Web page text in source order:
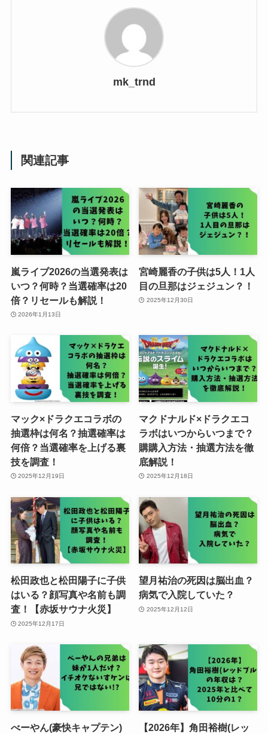
mk_trnd
関連記事
嵐ライブ2026の当選発表は
いつ？何時？当選確率は20
倍？リセールも解説！
2026年1月13日
宮崎麗香の子供は5人！1人
目の旦那はジェジュン？！
2025年12月30日
マック×ドラクエコラボの
抽選枠は何名？抽選確率は
何倍？当選確率を上げる裏
技を調査！
2025年12月19日
マクドナルド×ドラクエコ
ラボはいつからいつまで？
購購入方法・抽選方法を徹
底解説！
2025年12月18日
松田政也と松田陽子に子供
はいる？顔写真や名前も調
査！【赤坂サウナ火災】
2025年12月17日
望月祐治の死因は脳出血？
病気で入院していた？
2025年12月12日
べーやん(豪快キャプテン)
【2026年】角田裕樹(レッ